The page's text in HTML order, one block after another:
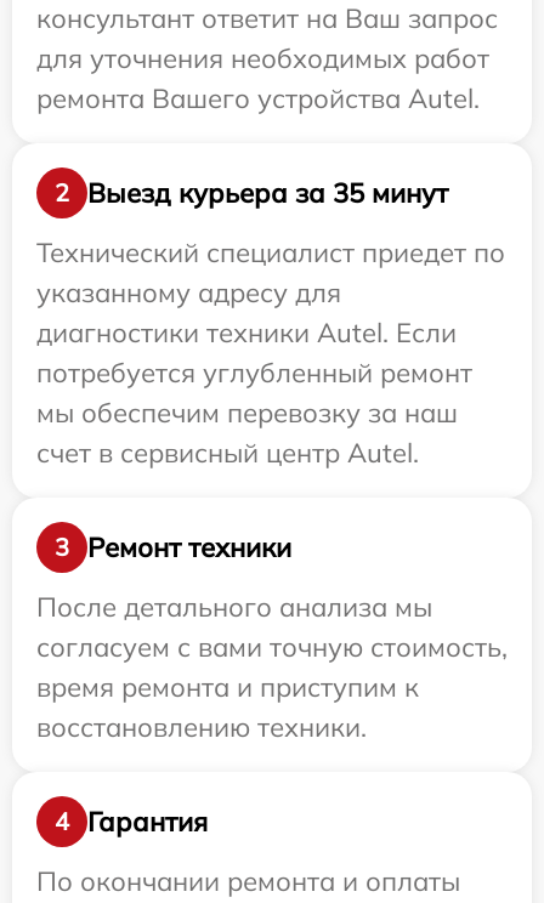
консультант ответит на Ваш запрос
для уточнения необходимых работ
ремонта Вашего устройства Autel.
2
Выезд курьера за 35 минут
Технический специалист приедет по
указанному адресу для
диагностики техники Autel. Если
потребуется углубленный ремонт
мы обеспечим перевозку за наш
счет в сервисный центр Autel.
3
Ремонт техники
После детального анализа мы
согласуем с вами точную стоимость,
время ремонта и приступим к
восстановлению техники.
4
Гарантия
По окончании ремонта и оплаты